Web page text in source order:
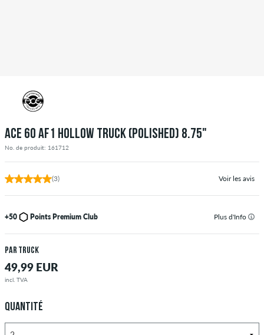
ACE 60 AF1 HOLLOW TRUCK (POLISHED) 8.75"
No. de produit: 161712
(3) Voir les avis
+50 Points Premium Club Plus d'Info
par truck
49,99 EUR
incl. TVA
QUANTITÉ